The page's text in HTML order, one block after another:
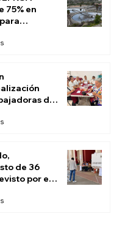
75% en
de
de
de 36
por el